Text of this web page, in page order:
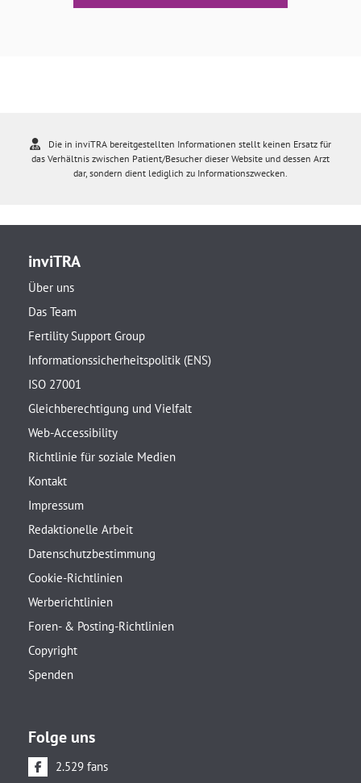
Die in inviTRA bereitgestellten Informationen stellt keinen Ersatz für
das Verhältnis zwischen Patient/Besucher dieser Website und dessen Arzt
dar, sondern dient lediglich zu Informationszwecken.
inviTRA
Über uns
Das Team
Fertility Support Group
Informationssicherheitspolitik (ENS)
ISO 27001
Gleichberechtigung und Vielfalt
Web-Accessibility
Richtlinie für soziale Medien
Kontakt
Impressum
Redaktionelle Arbeit
Datenschutzbestimmung
Cookie-Richtlinien
Werberichtlinien
Foren- & Posting-Richtlinien
Copyright
Spenden
Folge uns
2.529 fans